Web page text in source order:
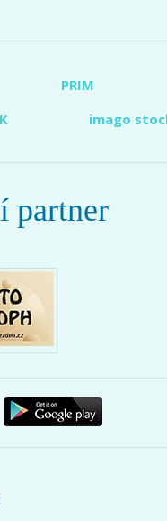
PRIM
imago
partner